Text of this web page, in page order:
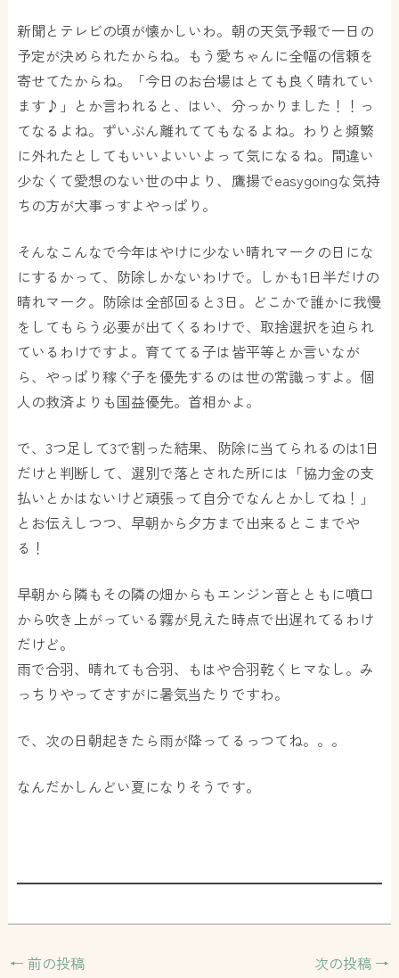
新聞とテレビの頃が懐かしいわ。朝の天気予報で一日の
予定が決められたからね。もう愛ちゃんに全幅の信頼を
寄せてたからね。「今日のお台場はとても良く晴れてい
ます♪」とか言われると、はい、分っかりました！！っ
てなるよね。ずいぶん離れててもなるよね。わりと頻繁
に外れたとしてもいいよいいよって気になるね。間違い
少なくて愛想のない世の中より、鷹揚でeasygoingな気持
ちの方が大事っすよやっぱり。
そんなこんなで今年はやけに少ない晴れマークの日にな
にするかって、防除しかないわけで。しかも1日半だけの
晴れマーク。防除は全部回ると3日。どこかで誰かに我慢
をしてもらう必要が出てくるわけで、取捨選択を迫られ
ているわけですよ。育ててる子は皆平等とか言いなが
ら、やっぱり稼ぐ子を優先するのは世の常識っすよ。個
人の救済よりも国益優先。首相かよ。
で、3つ足して3で割った結果、防除に当てられるのは1日
だけと判断して、選別で落とされた所には「協力金の支
払いとかはないけど頑張って自分でなんとかしてね！」
とお伝えしつつ、早朝から夕方まで出来るとこまでや
る！
早朝から隣もその隣の畑からもエンジン音とともに噴口
から吹き上がっている霧が見えた時点で出遅れてるわけ
だけど。
雨で合羽、晴れても合羽、もはや合羽乾くヒマなし。み
っちりやってさすがに暑気当たりですわ。
で、次の日朝起きたら雨が降ってるっつてね。。。
なんだかしんどい夏になりそうです。
← 前の投稿 次の投稿 →